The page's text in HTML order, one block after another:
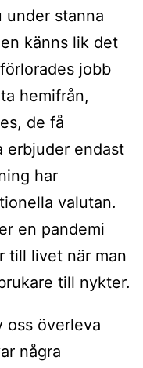
under stanna
känns lik det
jobb
hemifrån,
de få
erbjuder endast
har
valutan.
en pandemi
till livet när man
till nykter.
oss överleva
några